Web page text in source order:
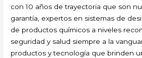
con 10 años de trayectoria que son
garantía, expertos en sistemas de
de productos químicos a niveles
seguridad y salud siempre a la
productos y tecnología que brinden